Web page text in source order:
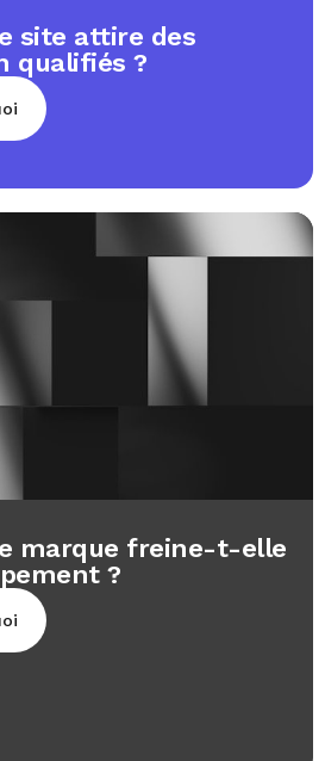
site attire des
qualifiés ?
marque freine-t-elle
?